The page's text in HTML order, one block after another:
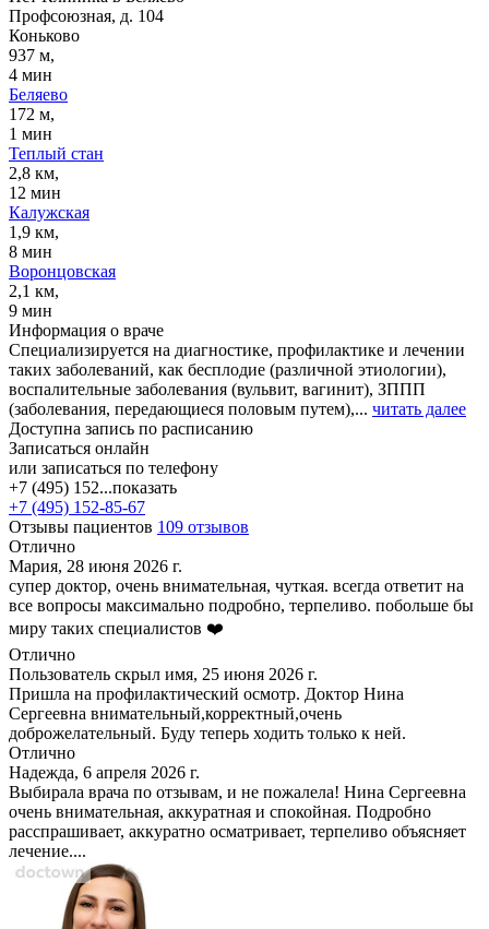
Профсоюзная, д. 104
Коньково
937 м,
4 мин
Беляево
172 м,
1 мин
Теплый стан
2,8 км,
12 мин
Калужская
1,9 км,
8 мин
Воронцовская
2,1 км,
9 мин
Информация о враче
Специализируется на диагностике, профилактике и лечении
таких заболеваний, как бесплодие (различной этиологии),
воспалительные заболевания (вульвит, вагинит), ЗППП
(заболевания, передающиеся половым путем),... читать далее
Доступна запись по расписанию
Записаться онлайн
или записаться по телефону
+7 (495) 152...показать
+7 (495) 152-85-67
Отзывы пациентов 109 отзывов
Отлично
Мария, 28 июня 2026 г.
супер доктор, очень внимательная, чуткая. всегда ответит на
все вопросы максимально подробно, терпеливо. побольше бы
миру таких специалистов ❤️
Отлично
Пользователь скрыл имя, 25 июня 2026 г.
Пришла на профилактический осмотр. Доктор Нина
Сергеевна внимательный,корректный,очень
доброжелательный. Буду теперь ходить только к ней.
Отлично
Надежда, 6 апреля 2026 г.
Выбирала врача по отзывам, и не пожалела! Нина Сергеевна
очень внимательная, аккуратная и спокойная. Подробно
расспрашивает, аккуратно осматривает, терпеливо объясняет
лечение....